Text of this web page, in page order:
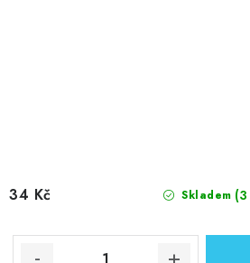
Skladem
34 Kč